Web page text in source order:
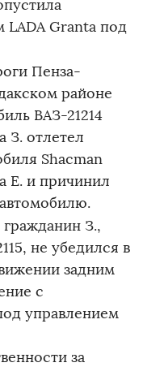
LADA Granta под
Пенза-
районе
ВАЗ-21214
З. отлетел
Shacman
Е. и причинил
З.,
не убедился в
задним
с
управлением
за